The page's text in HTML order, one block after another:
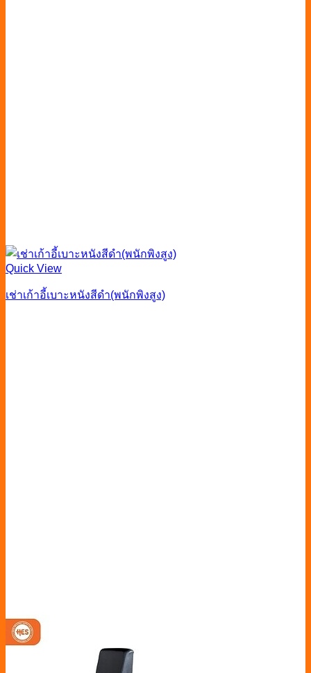
Quick View
เช่าเก้าอี้เบาะหนังสีดำ(พนักพิงสูง)